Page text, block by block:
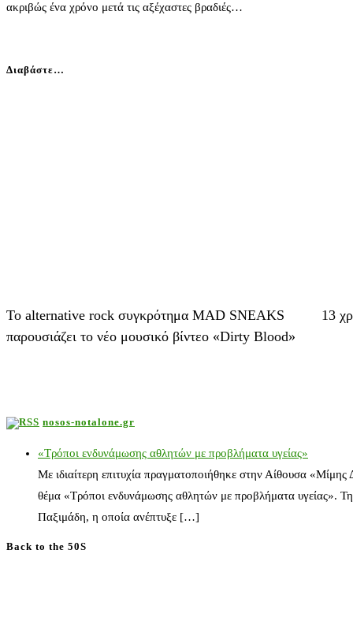
ακριβώς ένα χρόνο μετά τις αξέχαστες βραδιές…
Διαβάστε…
Το alternative rock συγκρότημα MAD SNEAKS
παρουσιάζει το νέο μουσικό βίντεο «Dirty Blood»
13
nosos-notalone.gr
«Τρόποι ενδυνάμωσης αθλητών με προβλήματα υγείας»
Με ιδιαίτερη επιτυχία πραγματοποιήθηκε στην Αίθουσα
θέμα «Τρόποι ενδυνάμωσης αθλητών με προβλήματα υγείας».
Παξιμάδη, η οποία ανέπτυξε […]
Back to the 50S